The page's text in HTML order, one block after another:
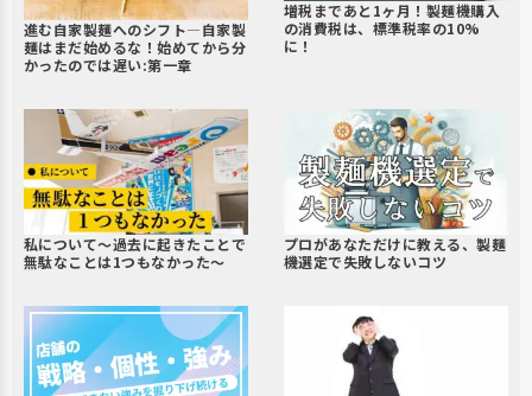
進む自家製麺へのシフト―自家製
麺はまだ始めるな！始めてから分
かったのでは遅い:第一章
増税まであと1ヶ月！製麺機購入
の消費税は、標準税率の10%
に！
私について～過去に起きたことで
無駄なことは1つもなかった～
プロがあなただけに教える、製麺
機選定で失敗しないコツ